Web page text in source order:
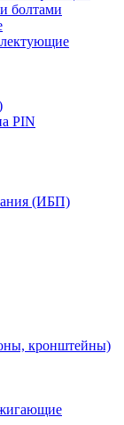
болтами
PIN
(ИБП)
кронштейны)